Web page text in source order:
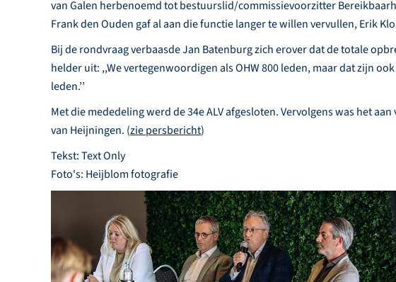
van Galen herbenoemd tot bestuurslid/commissievoorzitter
Frank den Ouden gaf al aan die functie langer te willen vervullen, Erik
Bij de rondvraag verbaasde Jan Batenburg zich erover dat de totale
helder uit: ,,We vertegenwoordigen als OHW 800 leden, maar dat zijn
leden.’’
Met die mededeling werd de 34e ALV afgesloten. Vervolgens was het
van Heijningen. (zie persbericht)
Tekst: Text Only
Foto's: Heijblom fotografie